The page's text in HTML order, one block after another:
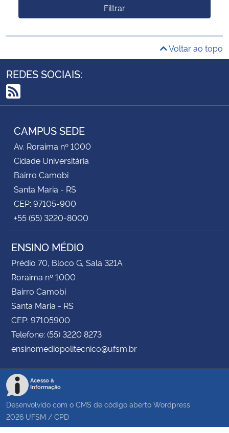
Filtrar
Voltar ao topo
REDES SOCIAIS:
RSS
CAMPUS SEDE
Av. Roraima nº 1000
Cidade Universitária
Bairro Camobi
Santa Maria - RS
CEP: 97105-900
+55 (55) 3220-8000
ENSINO MÉDIO
Prédio 70, Bloco G, Sala 321A
Roraima nº 1000
Bairro Camobi
Santa Maria - RS
CEP: 97105900
Telefone: (55) 3220 8273
ensinomediopolitecnico@ufsm.br
Acesso à
Informação
Desenvolvido com o CMS de código aberto Wordpress
2026 UFSM / CPD